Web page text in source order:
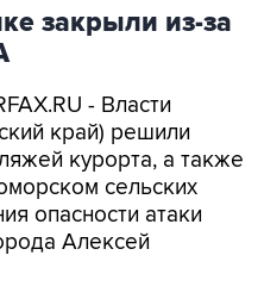
закрыли из-за
- Власти
край) решили
курорта, а также
сельских
опасности атаки
Алексей